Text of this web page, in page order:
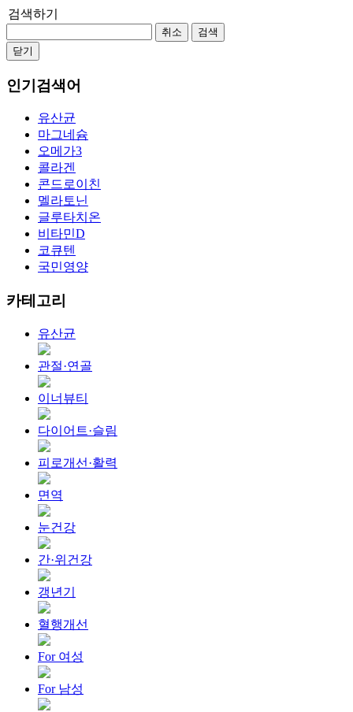
검색하기
취소
검색
닫기
인기검색어
유산균
마그네슘
오메가3
콜라겐
콘드로이친
멜라토닌
글루타치온
비타민D
코큐텐
국민영양
카테고리
유산균
관절·연골
이너뷰티
다이어트·슬림
피로개선·활력
면역
눈건강
간·위건강
갱년기
혈행개선
For 여성
For 남성